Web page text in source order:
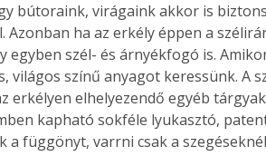
bútoraink, virágaink akkor is
Azonban ha az erkély éppen a
egyben szél- és árnyékfogó is.
világos színű anyagot keressünk. A
erkélyen elhelyezendő egyéb
kapható sokféle lyukasztó,
a függönyt, varrni csak a